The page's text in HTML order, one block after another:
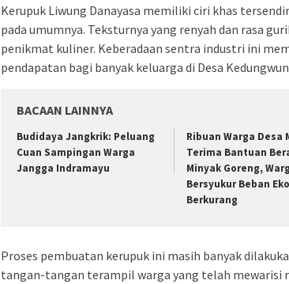
Kerupuk Liwung Danayasa memiliki ciri khas
pada umumnya. Teksturnya yang renyah dan rasa
penikmat kuliner. Keberadaan sentra industri ini
pendapatan bagi banyak keluarga di Desa
BACAAN LAINNYA
Budidaya Jangkrik: Peluang
Cuan Sampingan Warga
Jangga Indramayu
Ribuan Warga Desa
Terima Bantuan
Minyak Goreng,
Bersyukur Beban
Berkurang
Proses pembuatan kerupuk ini masih banyak
tangan-tangan terampil warga yang telah mewarisi